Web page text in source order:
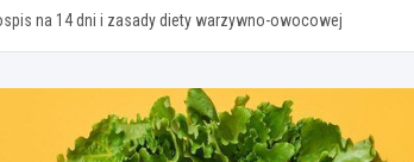
na 14 dni i zasady diety warzywno-owocowej